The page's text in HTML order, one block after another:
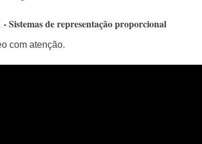
Sistemas de representação proporcional
com atenção.